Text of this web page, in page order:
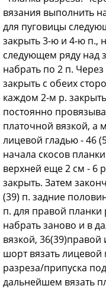
вязания выполнить
для пуговицы
закрыть 3-ю и 4-ю п.,
следующем ряду над
набрать по 2 п.
закрыть с обеих
каждом 2-м р.
постоянно
платочной вязкой, а
лицевой гладью - 46
начала скосов
верхней еще 2 см - 6
закрыть. Затем
(39) п. задние
п. для правой планки
набрать заново и в
вязкой,
шорт вязать лицевой
разреза/припуска
дальнейшем вязать